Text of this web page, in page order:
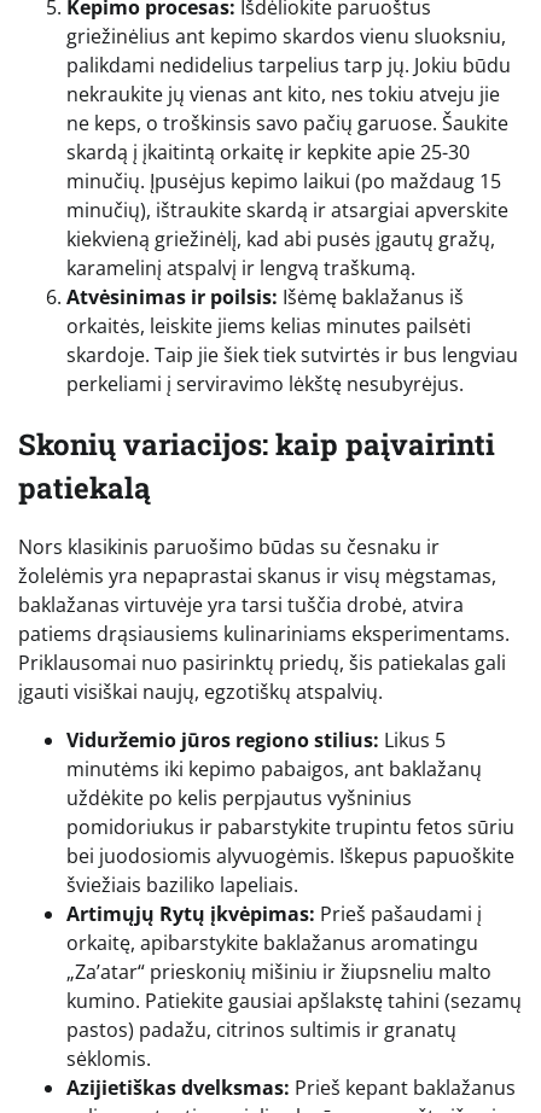
Kepimo procesas: Išdėliokite paruoštus
griežinėlius ant kepimo skardos vienu sluoksniu,
palikdami nedidelius tarpelius tarp jų. Jokiu būdu
nekraukite jų vienas ant kito, nes tokiu atveju jie
ne keps, o troškinsis savo pačių garuose. Šaukite
skardą į įkaitintą orkaitę ir kepkite apie 25-30
minučių. Įpusėjus kepimo laikui (po maždaug 15
minučių), ištraukite skardą ir atsargiai apverskite
kiekvieną griežinėlį, kad abi pusės įgautų gražų,
karamelinį atspalvį ir lengvą traškumą.
Atvėsinimas ir poilsis: Išėmę baklažanus iš
orkaitės, leiskite jiems kelias minutes pailsėti
skardoje. Taip jie šiek tiek sutvirtės ir bus lengviau
perkeliami į serviravimo lėkštę nesubyrėjus.
Skonių variacijos: kaip paįvairinti
patiekalą
Nors klasikinis paruošimo būdas su česnaku ir
žolelėmis yra nepaprastai skanus ir visų mėgstamas,
baklažanas virtuvėje yra tarsi tuščia drobė, atvira
patiems drąsiausiems kulinariniams eksperimentams.
Priklausomai nuo pasirinktų priedų, šis patiekalas gali
įgauti visiškai naujų, egzotiškų atspalvių.
Viduržemio jūros regiono stilius: Likus 5
minutėms iki kepimo pabaigos, ant baklažanų
uždėkite po kelis perpjautus vyšninius
pomidoriukus ir pabarstykite trupintu fetos sūriu
bei juodosiomis alyvuogėmis. Iškepus papuoškite
šviežiais baziliko lapeliais.
Artimųjų Rytų įkvėpimas: Prieš pašaudami į
orkaitę, apibarstykite baklažanus aromatingu
„Za’atar“ prieskonių mišiniu ir žiupsneliu malto
kumino. Patiekite gausiai apšlakstę tahini (sezamų
pastos) padažu, citrinos sultimis ir granatų
sėklomis.
Azijietiškas dvelksmas: Prieš kepant baklažanus